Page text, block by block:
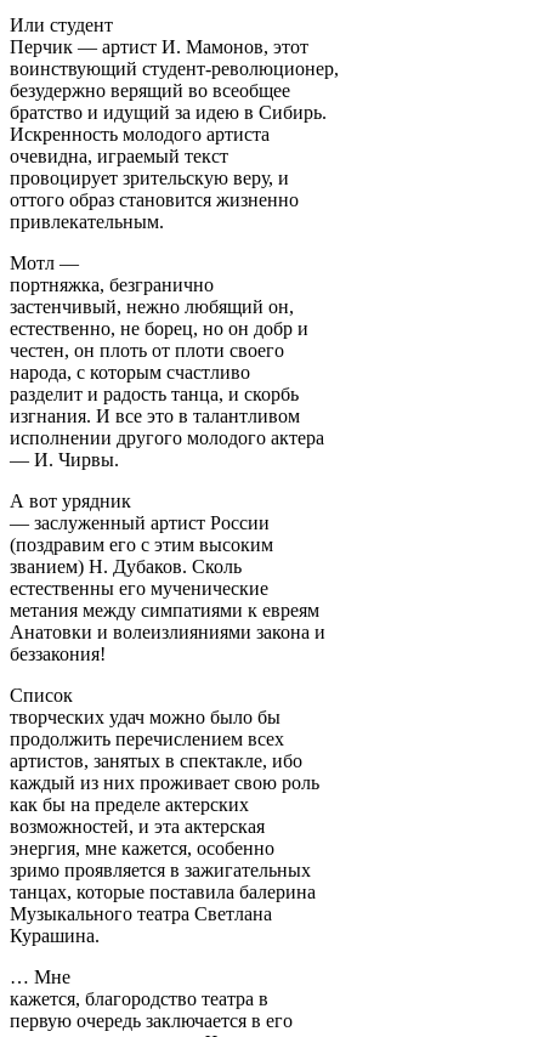
Или студент
Перчик — артист И. Мамонов, этот
воинствующий студент-революционер,
безудержно верящий во всеобщее
братство и идущий за идею в Сибирь.
Искренность молодого артиста
очевидна, играемый текст
провоцирует зрительскую веру, и
оттого образ становится жизненно
привлекательным.
Мотл —
портняжка, безгранично
застенчивый, нежно любящий он,
естественно, не борец, но он добр и
честен, он плоть от плоти своего
народа, с которым счастливо
разделит и радость танца, и скорбь
изгнания. И все это в талантливом
исполнении другого молодого актера
— И. Чирвы.
А вот урядник
— заслуженный артист России
(поздравим его с этим высоким
званием) Н. Дубаков. Сколь
естественны его мученические
метания между симпатиями к евреям
Анатовки и волеизлияниями закона и
беззакония!
Список
творческих удач можно было бы
продолжить перечислением всех
артистов, занятых в спектакле, ибо
каждый из них проживает свою роль
как бы на пределе актерских
возможностей, и эта актерская
энергия, мне кажется, особенно
зримо проявляется в зажигательных
танцах, которые поставила балерина
Музыкального театра Светлана
Курашина.
… Мне
кажется, благородство театра в
первую очередь заключается в его